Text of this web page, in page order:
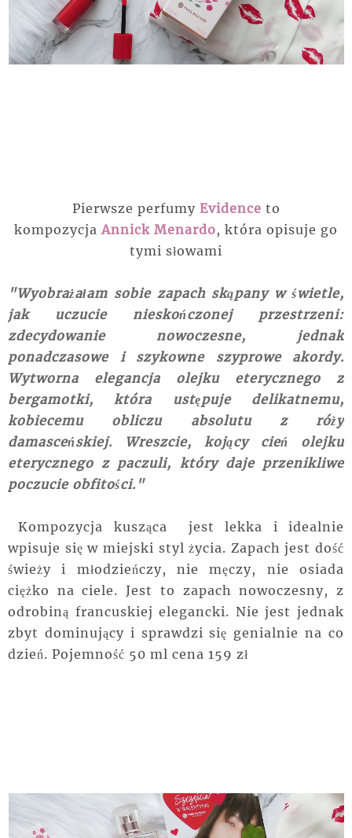
Pierwsze perfumy Evidence to
kompozycja Annick Menardo, która opisuje go
tymi słowami
"Wyobrażałam sobie zapach skąpany w świetle,
jak uczucie nieskończonej przestrzeni:
zdecydowanie nowoczesne, jednak
ponadczasowe i szykowne szyprowe akordy.
Wytworna elegancja olejku eterycznego z
bergamotki, która ustępuje delikatnemu,
kobiecemu obliczu absolutu z róży
damasceńskiej. Wreszcie, kojący cień olejku
eterycznego z paczuli, który daje przenikliwe
poczucie obfitości."
Kompozycja kusząca jest lekka i idealnie
wpisuje się w miejski styl życia. Zapach jest dość
świeży i młodzieńczy, nie męczy, nie osiada
ciężko na ciele. Jest to zapach nowoczesny, z
odrobiną francuskiej elegancki. Nie jest jednak
zbyt dominujący i sprawdzi się genialnie na co
dzień. Pojemność 50 ml cena 159 zł